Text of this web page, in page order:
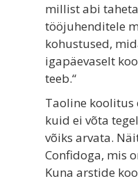
millist abi
tööjuhenditele
kohustused,
igapäevaselt
teeb.“
Taoline koolitus
kuid ei võta
võiks arvata.
Confidoga, mis
Kuna arstide